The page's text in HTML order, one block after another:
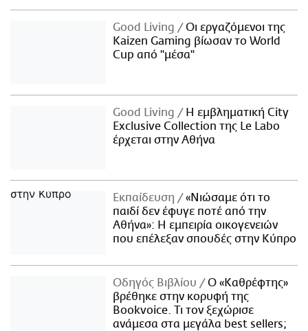
Good Living
Οι εργαζόμενοι της
Kaizen Gaming βίωσαν το World
Cup από "μέσα"
Good Living
Η εμβληματική City
Exclusive Collection της Le Labo
έρχεται στην Αθήνα
Εκπαίδευση
«Νιώσαμε ότι το
παιδί δεν έφυγε ποτέ από την
Αθήνα»: Η εμπειρία οικογενειών
που επέλεξαν σπουδές στην Κύπρο
Οδηγός Βιβλίου
Ο «Καθρέφτης»
βρέθηκε στην κορυφή της
Bookvoice. Τι τον ξεχώρισε
ανάμεσα στα μεγάλα best sellers;